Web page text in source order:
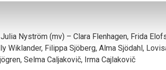
Nyström (mv) – Clara Flenhagen, Frida
Wiklander, Filippa Sjöberg, Alma Sjödahl,
Selma Caljakovič, Irma Cajlakovič